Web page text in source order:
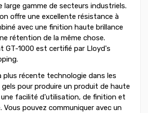
large gamme de secteurs industriels.
offre une excellente résistance à
avec une finition haute brillance
rétention de la même chose.
GT-1000 est certifié par Lloyd's
plus récente technologie dans les
pour produire un produit de haute
facilité d'utilisation, de finition et
Vous pouvez communiquer avec un